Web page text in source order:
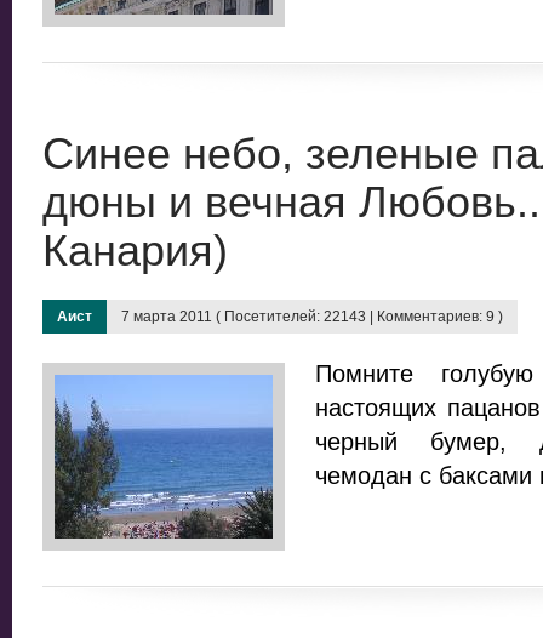
Синее небо, зеленые
дюны и вечная
Канария)
Аист 7 марта 2011 ( Посетителей: 22143 | Комментариев: 9 )
Помните
настоящих
черный бумер,
чемодан с